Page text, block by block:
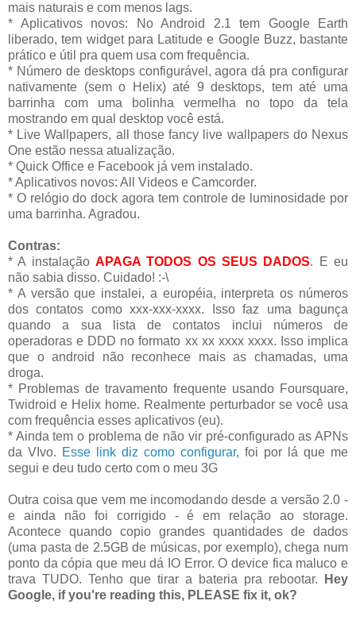
mais naturais e com menos lags.
* Aplicativos novos: No Android 2.1 tem Google Earth
liberado, tem widget para Latitude e Google Buzz, bastante
prático e útil pra quem usa com frequência.
* Número de desktops configurável, agora dá pra configurar
nativamente (sem o Helix) até 9 desktops, tem até uma
barrinha com uma bolinha vermelha no topo da tela
mostrando em qual desktop você está.
* Live Wallpapers, all those fancy live wallpapers do Nexus
One estão nessa atualização.
* Quick Office e Facebook já vem instalado.
* Aplicativos novos: All Videos e Camcorder.
* O relógio do dock agora tem controle de luminosidade por
uma barrinha. Agradou.
Contras:
* A instalação APAGA TODOS OS SEUS DADOS. E eu
não sabia disso. Cuidado! :-\
* A versão que instalei, a européia, interpreta os números
dos contatos como xxx-xxx-xxxx. Isso faz uma bagunça
quando a sua lista de contatos inclui números de
operadoras e DDD no formato xx xx xxxx xxxx. Isso implica
que o android não reconhece mais as chamadas, uma
droga.
* Problemas de travamento frequente usando Foursquare,
Twidroid e Helix home. Realmente perturbador se você usa
com frequência esses aplicativos (eu).
* Ainda tem o problema de não vir pré-configurado as APNs
da VIvo. Esse link diz como configurar, foi por lá que me
segui e deu tudo certo com o meu 3G
Outra coisa que vem me incomodando desde a versão 2.0 -
e ainda não foi corrigido - é em relação ao storage.
Acontece quando copio grandes quantidades de dados
(uma pasta de 2.5GB de músicas, por exemplo), chega num
ponto da cópia que meu dá IO Error. O device fica maluco e
trava TUDO. Tenho que tirar a bateria pra rebootar.
Hey
Google, if you're reading this, PLEASE fix it, ok?